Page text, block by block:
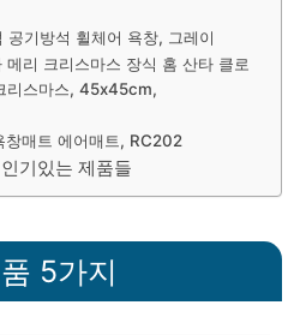
공기방석 휠체어 욕창, 그레이
메리 크리스마스 장식 홈 산타 클로
리스마스, 45x45cm,
창매트 에어매트, RC202
기있는 제품들
5가지